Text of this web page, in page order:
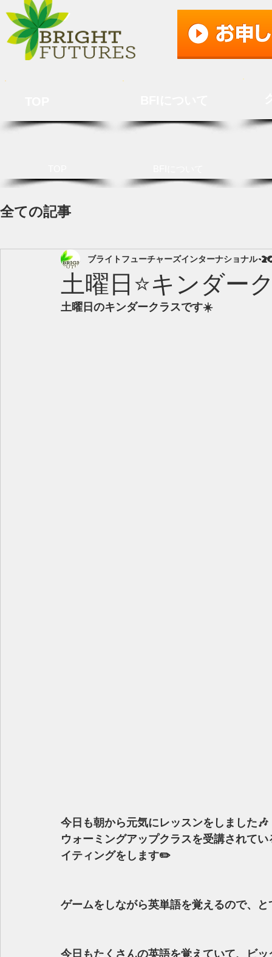
全ての記事
土曜日⭐️キンダー
ブライトフューチャーズインターナショナル
土曜日のキンダークラスです☀️
今日も朝から元気にレッスンをしました🎶
ウォーミングアップクラスを受講されて
イティングをします✏️
ゲームをしながら英単語を覚えるので、と
今日もたくさんの英語を覚えていて、ビ